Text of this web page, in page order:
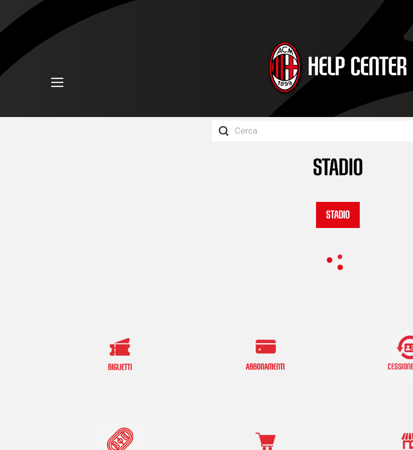
STADIO
Stadio